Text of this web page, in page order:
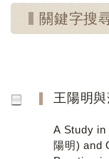
關鍵字搜
王陽明
A Study in
陽明) and